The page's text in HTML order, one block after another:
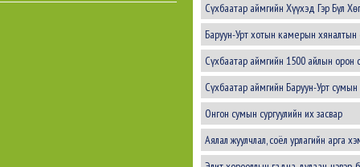
Сүхбаатар аймгийн Хүүхэд Гэр Бүл
Баруун-Урт хотын камерын хяналтын
Сүхбаатар аймгийн 1500 айлын орон
Сүхбаатар аймгийн Баруун-Урт
Онгон сумын сургуулийн их засвар
Аялал жуулчлал, соёл урлагийн арга